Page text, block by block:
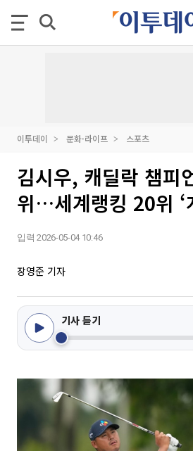
이투데이 문화·라이프 스포츠
김시우, 캐딜락 챔피
위…세계랭킹 20위 ‘
입력 2026-05-04 10:46
장영준 기자
기사 듣기